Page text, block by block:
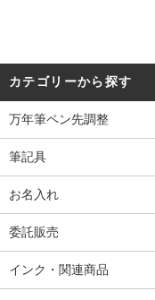
カテゴリーから探す
万年筆ペン先調整
筆記具
お名入れ
委託販売
インク・関連商品